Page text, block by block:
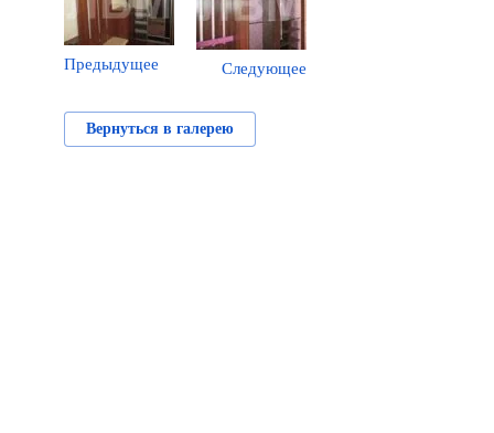
Предыдущее Следующее
Вернуться в галерею